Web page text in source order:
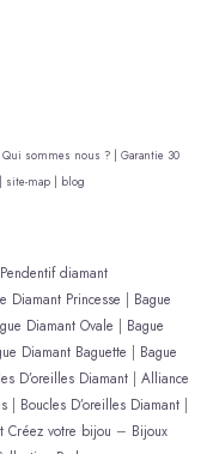
Qui sommes nous ? | Garantie 30
site-map | blog
Pendentif diamant
Diamant Princesse | Bague
Diamant Ovale | Bague
Diamant Baguette | Bague
D’oreilles Diamant| Alliance
| Boucles D’oreilles Diamant |
Créez votre bijou – Bijoux